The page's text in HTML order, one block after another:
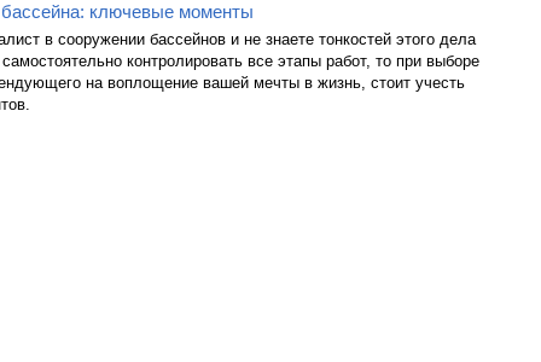
ключевые моменты
в сооружении бассейнов и не знаете тонкостей этого дела
контролировать все этапы работ, то при выборе
на воплощение вашей мечты в жизнь, стоит учесть